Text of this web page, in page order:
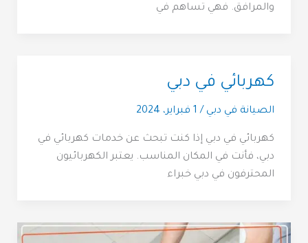
والمرافق. فهي تساهم في
كهربائي في دبي
الصيانة في دبي / 1 فبراير، 2024
كهربائي في دبي إذا كنت تبحث عن خدمات كهربائي في
دبي، فأنت في المكان المناسب. يعتبر الكهربائيون
المحترفون في دبي خبراء